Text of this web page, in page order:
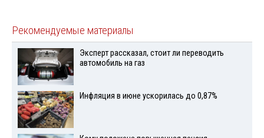
Рекомендуемые материалы
Эксперт рассказал, стоит ли переводить
автомобиль на газ
Инфляция в июне ускорилась до 0,87%